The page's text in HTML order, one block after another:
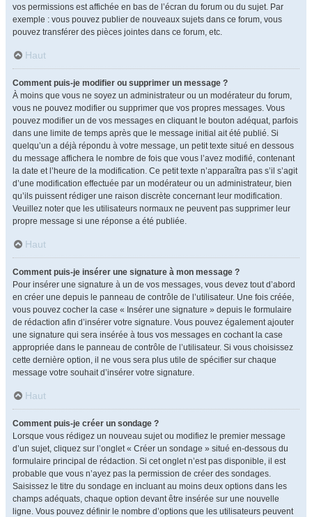
vos permissions est affichée en bas de l’écran du forum ou du sujet. Par
exemple : vous pouvez publier de nouveaux sujets dans ce forum, vous
pouvez transférer des pièces jointes dans ce forum, etc.
Haut
Comment puis-je modifier ou supprimer un message ?
À moins que vous ne soyez un administrateur ou un modérateur du forum,
vous ne pouvez modifier ou supprimer que vos propres messages. Vous
pouvez modifier un de vos messages en cliquant le bouton adéquat, parfois
dans une limite de temps après que le message initial ait été publié. Si
quelqu’un a déjà répondu à votre message, un petit texte situé en dessous
du message affichera le nombre de fois que vous l’avez modifié, contenant
la date et l’heure de la modification. Ce petit texte n’apparaîtra pas s’il s’agit
d’une modification effectuée par un modérateur ou un administrateur, bien
qu’ils puissent rédiger une raison discrète concernant leur modification.
Veuillez noter que les utilisateurs normaux ne peuvent pas supprimer leur
propre message si une réponse a été publiée.
Haut
Comment puis-je insérer une signature à mon message ?
Pour insérer une signature à un de vos messages, vous devez tout d’abord
en créer une depuis le panneau de contrôle de l’utilisateur. Une fois créée,
vous pouvez cocher la case « Insérer une signature » depuis le formulaire
de rédaction afin d’insérer votre signature. Vous pouvez également ajouter
une signature qui sera insérée à tous vos messages en cochant la case
appropriée dans le panneau de contrôle de l’utilisateur. Si vous choisissez
cette dernière option, il ne vous sera plus utile de spécifier sur chaque
message votre souhait d’insérer votre signature.
Haut
Comment puis-je créer un sondage ?
Lorsque vous rédigez un nouveau sujet ou modifiez le premier message
d’un sujet, cliquez sur l’onglet « Créer un sondage » situé en-dessous du
formulaire principal de rédaction. Si cet onglet n’est pas disponible, il est
probable que vous n’ayez pas la permission de créer des sondages.
Saisissez le titre du sondage en incluant au moins deux options dans les
champs adéquats, chaque option devant être insérée sur une nouvelle
ligne. Vous pouvez définir le nombre d’options que les utilisateurs peuvent